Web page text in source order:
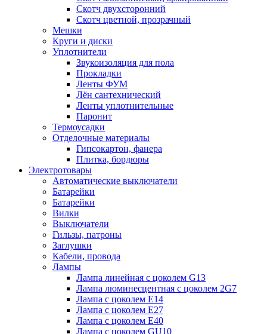
Скотч двухсторонний
Скотч цветной, прозрачный
Мешки
Круги и диски
Уплотнители
Звукоизоляция для пола
Прокладки
Ленты ФУМ
Лён сантехнический
Ленты уплотнительные
Паронит
Термоусадки
Отделочные материалы
Гипсокартон, фанера
Плитка, бордюры
Электротовары
Автоматические выключатели
Батарейки
Батарейки
Вилки
Выключатели
Гильзы, патроны
Заглушки
Кабели, провода
Лампы
Лампа линейная с цоколем G13
Лампа люминесцентная с цоколем 2G7
Лампа с цоколем E14
Лампа с цоколем E27
Лампа с цоколем E40
Лампа с цоколем GU10